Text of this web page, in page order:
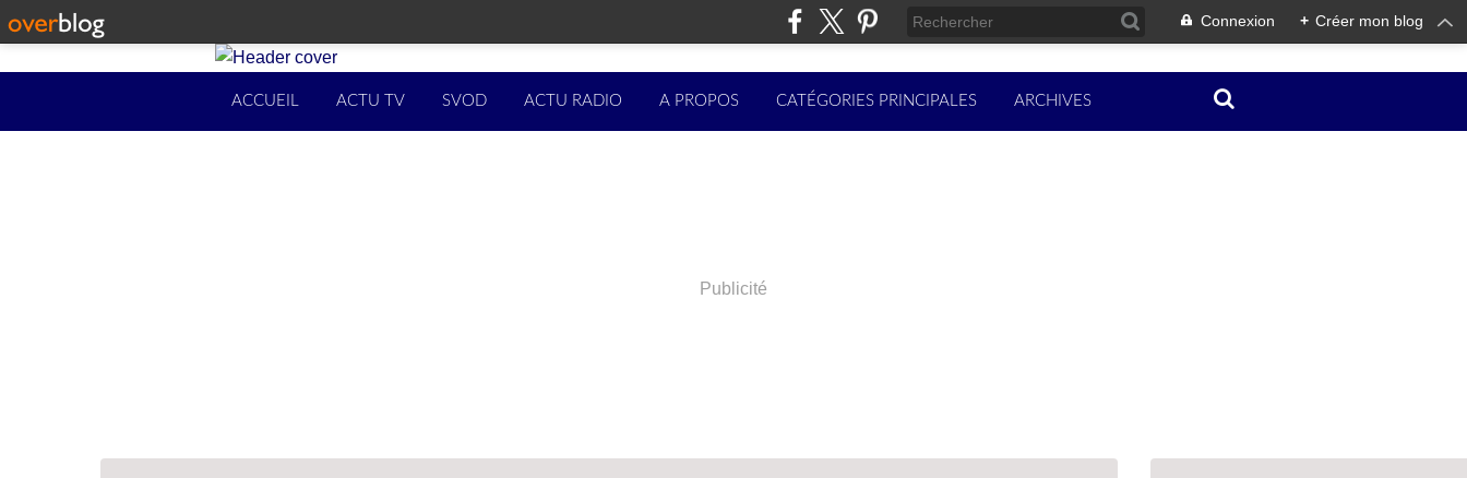
Connexion + Créer mon blog
ACCUEIL ACTU TV SVOD ACTU RADIO A PROPOS CATÉGORIES PRINCIPALES ARCHIVES
Publicité